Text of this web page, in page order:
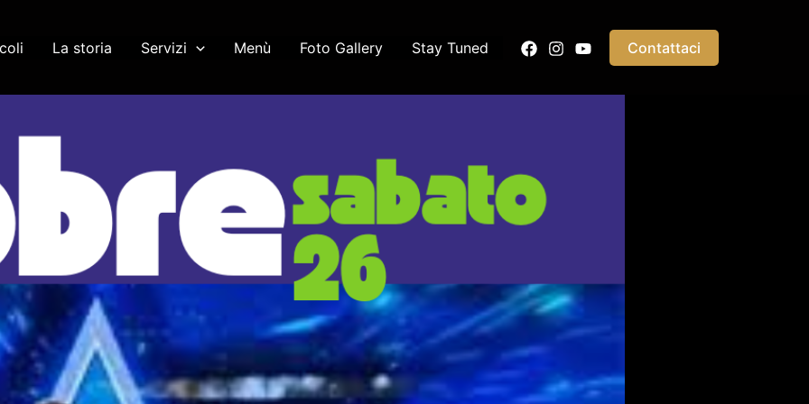
La storia Servizi Menù Foto Gallery Stay Tuned Contattaci